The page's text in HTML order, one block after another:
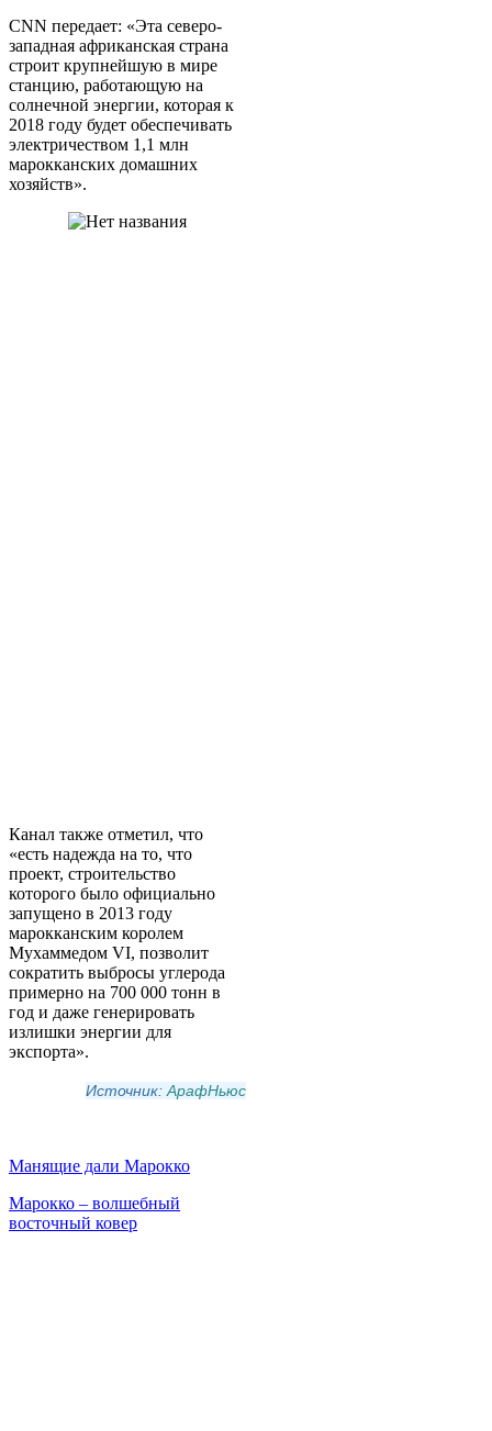
CNN передает: «Эта северо-
западная африканская страна
строит крупнейшую в мире
станцию, работающую на
солнечной энергии, которая к
2018 году будет обеспечивать
электричеством 1,1 млн
марокканских домашних
хозяйств».
Канал также отметил, что
«есть надежда на то, что
проект, строительство
которого было официально
запущено в 2013 году
марокканским королем
Мухаммедом VI, позволит
сократить выбросы углерода
примерно на 700 000 тонн в
год и даже генерировать
излишки энергии для
экспорта».
Источник:АрафНьюс
Манящие дали Марокко
Марокко – волшебный
восточный ковер